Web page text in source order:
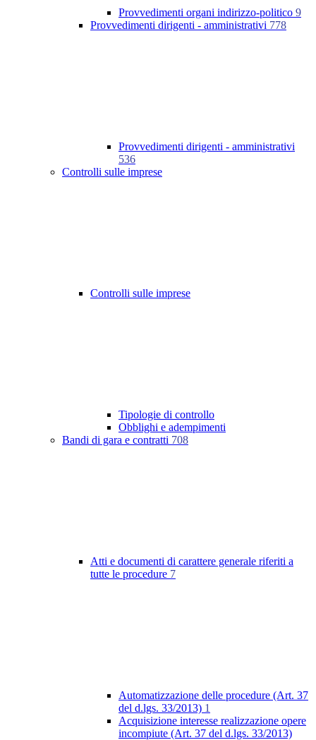
Provvedimenti organi indirizzo-politico 9
Provvedimenti dirigenti - amministrativi 778
Provvedimenti dirigenti - amministrativi
536
Controlli sulle imprese
Controlli sulle imprese
Tipologie di controllo
Obblighi e adempimenti
Bandi di gara e contratti 708
Atti e documenti di carattere generale riferiti a
tutte le procedure 7
Automatizzazione delle procedure (Art. 37
del d.lgs. 33/2013) 1
Acquisizione interesse realizzazione opere
incompiute (Art. 37 del d.lgs. 33/2013)